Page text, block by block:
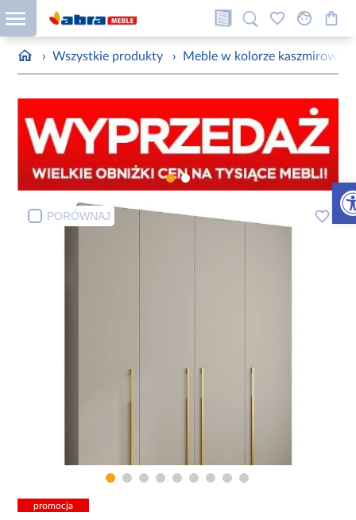
› Wszystkie produkty › Meble w kolorze kaszmirowym
PORÓWNAJ
promocja